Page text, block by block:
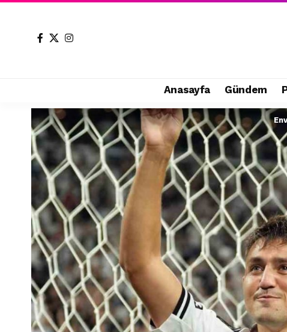
Anasayfa Gündem